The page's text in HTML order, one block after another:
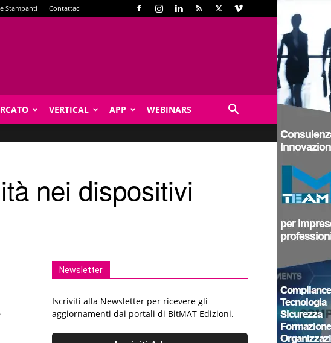
Stampanti Contattaci
VERTICAL APP WEBINARS
nei dispositivi
Newsletter
Iscriviti alla Newsletter per ricevere gli
aggiornamenti dai portali di BitMAT Edizioni.